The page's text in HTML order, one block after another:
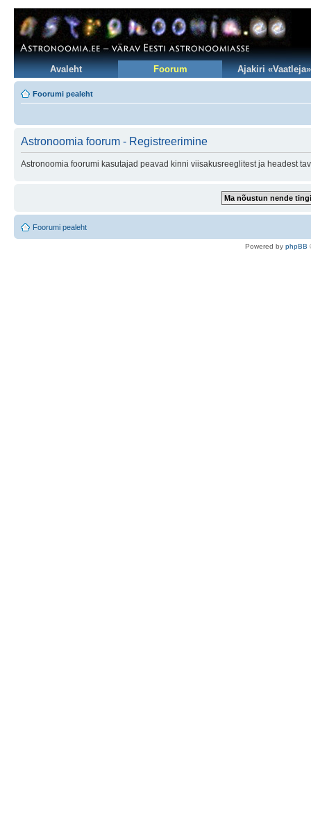
Avaleht Foorum Ajakiri «Vaatleja»
Foorumi pealeht
Astronoomia foorum - Registreerimine
Astronoomia foorumi kasutajad peavad kinni viisakusreeglitest ja headest
Foorumi pealeht
Powered by phpBB